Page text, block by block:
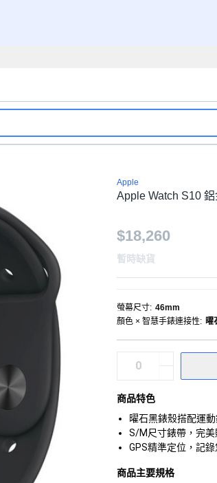
Apple
Apple Watch S10
$18,260
暫時缺貨
螢幕尺寸: 46mm
顏色 × 智慧手錶連接性: 曜
商品特色
曜石黑錶殼搭配運
S/M尺寸錶帶，完美
GPS精準定位，記
商品主要規格